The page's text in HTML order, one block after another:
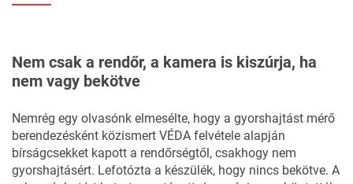
Nem csak a rendőr, a kamera is kiszúrja, ha
nem vagy bekötve
Nemrég egy olvasónk elmesélte, hogy a gyorshajtást mérő
berendezésként közismert VÉDA felvétele alapján
bírságcsekket kapott a rendőrségtől, csakhogy nem
gyorshajtásért. Lefotózta a készülék, hogy nincs bekötve. A